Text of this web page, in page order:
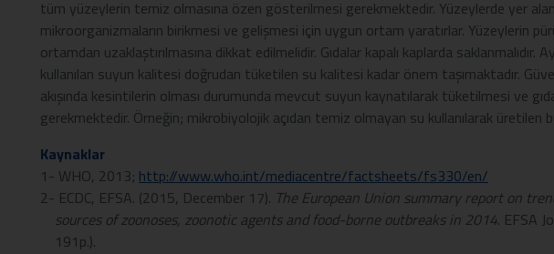
tüm yüzeylerin temiz olmasına özen gösterilmesi gerekmektedir. Yüzeylerde yer
mikroorganizmaların birikmesi ve gelişmesi için uygun ortam yaratırlar. Yüzeylerin
ortamdan uzaklaştırılmasına dikkat edilmelidir. Gıdalar kapalı kaplarda saklanmalıdır.
kullanılan suyun kalitesi doğrudan tüketilen su kalitesi kadar önem taşımaktadır.
akışında kesintilerin olması durumunda mevcut suyun kaynatılarak tüketilmesi ve
gerekmektedir. Örneğin; mikrobiyolojik açıdan temiz olmayan su kullanılarak üretilen
Kaynaklar
1- WHO, 2013; http://www.who.int/mediacentre/factsheets/fs330/en/
2- ECDC, EFSA. (2015, December 17). The European Union summary report on
sources of zoonoses, zoonotic agents and food-borne outbreaks in 2014. EFSA
191p.).